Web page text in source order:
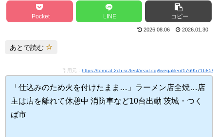
Pocket LINE コピー
2026.08.06 2026.01.30
あとで読む
引用元： https://tomcat.2ch.sc/test/read.cgi/livegalileo/1769571685/
「仕込みのため火を付けたまま…」ラーメン店全焼…店
主は店を離れて休憩中 消防車など10台出動 茨城・つく
ば市